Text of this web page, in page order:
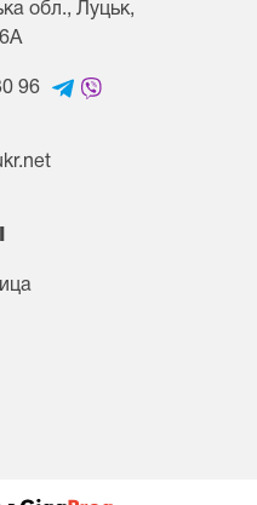
обл., Луцьк,
96